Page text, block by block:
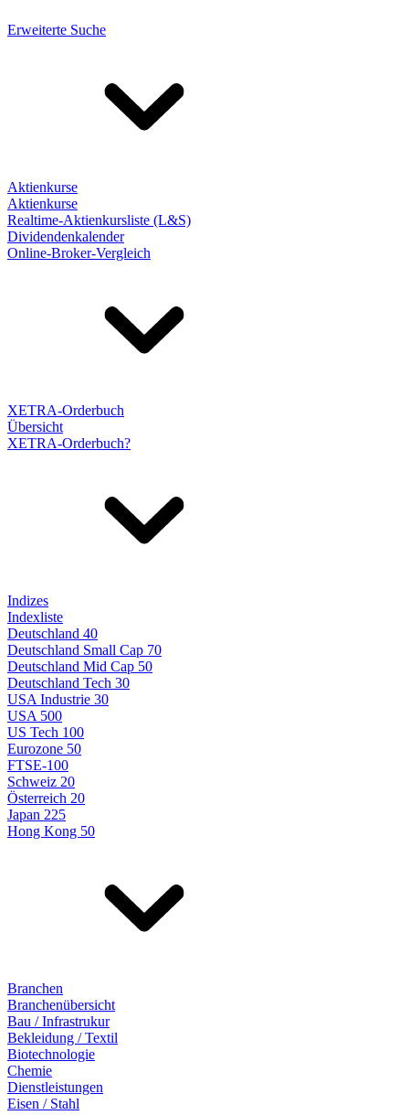
Erweiterte Suche
Aktienkurse
Aktienkurse
Realtime-Aktienkursliste (L&S)
Dividendenkalender
Online-Broker-Vergleich
XETRA-Orderbuch
Übersicht
XETRA-Orderbuch?
Indizes
Indexliste
Deutschland 40
Deutschland Small Cap 70
Deutschland Mid Cap 50
Deutschland Tech 30
USA Industrie 30
USA 500
US Tech 100
Eurozone 50
FTSE-100
Schweiz 20
Österreich 20
Japan 225
Hong Kong 50
Branchen
Branchenübersicht
Bau / Infrastrukur
Bekleidung / Textil
Biotechnologie
Chemie
Dienstleistungen
Eisen / Stahl